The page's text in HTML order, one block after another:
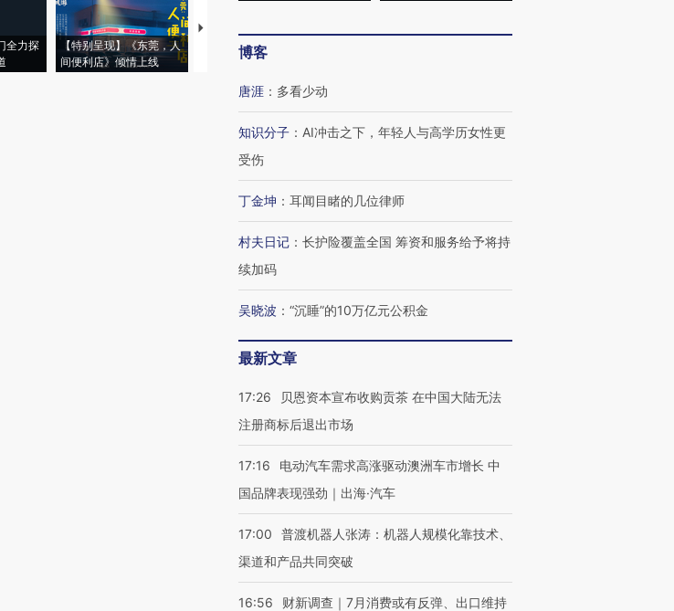
全力探
【特别呈现】《东莞，人
间便利店》倾情上线
【推广】走进第四届链博
会，让数智科技“链”接产
博客
唐涯 ： 多看少动
知识分子 ： AI冲击之下，年轻人与高学历女性更
受伤
丁金坤 ： 耳闻目睹的几位律师
村夫日记 ： 长护险覆盖全国 筹资和服务给予将持
续加码
吴晓波 ： “沉睡”的10万亿元公积金
最新文章
17:26
贝恩资本宣布收购贡茶 在中国大陆无法
注册商标后退出市场
17:16
电动汽车需求高涨驱动澳洲车市增长 中
国品牌表现强劲｜出海·汽车
17:00
普渡机器人张涛：机器人规模化靠技术、
渠道和产品共同突破
16:56
财新调查｜7月消费或有反弹、出口维持